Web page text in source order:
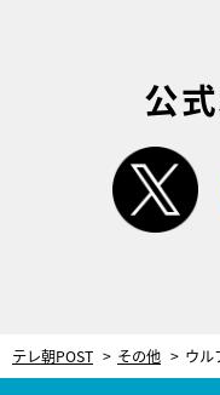
公
テレ朝POST その他